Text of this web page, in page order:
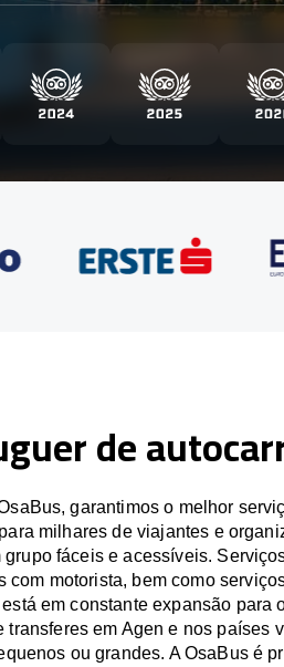
de
garantimos o melhor
milhares de viajantes e
grupo fáceis e acessíveis.
com motorista, bem como
em constante expansão
transferes em Agen e nos países
ou grandes. A OsaBus é